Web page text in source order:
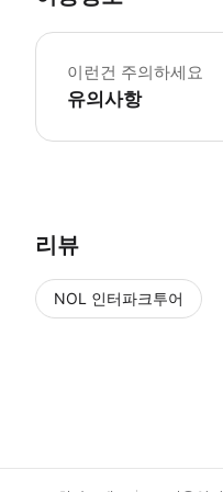
이런건 주의하세요
유의사항
리뷰
NOL 인터파크투어